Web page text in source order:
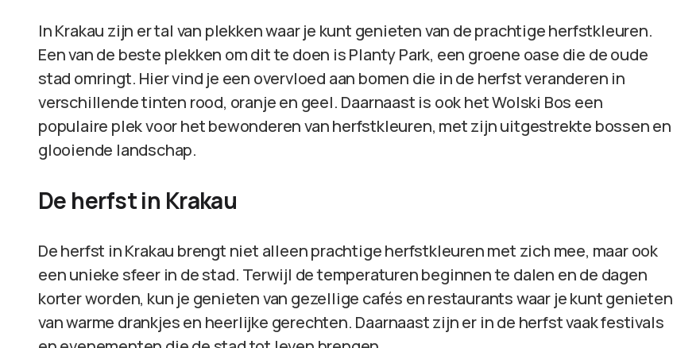
In Krakau zijn er tal van plekken waar je kunt genieten van de prachtige herfstkleuren.
Een van de beste plekken om dit te doen is Planty Park, een groene oase die de oude
stad omringt. Hier vind je een overvloed aan bomen die in de herfst veranderen in
verschillende tinten rood, oranje en geel. Daarnaast is ook het Wolski Bos een
populaire plek voor het bewonderen van herfstkleuren, met zijn uitgestrekte bossen en
glooiende landschap.
De herfst in Krakau
De herfst in Krakau brengt niet alleen prachtige herfstkleuren met zich mee, maar ook
een unieke sfeer in de stad. Terwijl de temperaturen beginnen te dalen en de dagen
korter worden, kun je genieten van gezellige cafés en restaurants waar je kunt genieten
van warme drankjes en heerlijke gerechten. Daarnaast zijn er in de herfst vaak festivals